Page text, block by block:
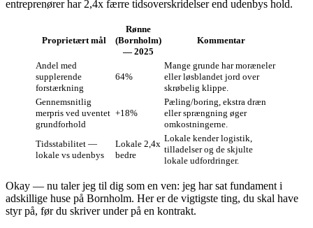
entreprenører har 2,4x færre tidsoverskridelser end udenbys hold.
Proprietært mål
Rønne
(Bornholm)
— 2025
Kommentar
Andel med
supplerende
forstærkning
64%
Mange grunde har moræneler
eller løsblandet jord over
skrøbelig klippe.
Gennemsnitlig
merpris ved uventet
grundforhold
+18%
Pæling/boring, ekstra dræn
eller sprængning øger
omkostningerne.
Tidsstabilitet —
lokale vs udenbys
Lokale 2,4x
bedre
Lokale kender logistik,
tilladelser og de skjulte
lokale udfordringer.
Okay — nu taler jeg til dig som en ven: jeg har sat fundament i
adskillige huse på Bornholm. Her er de vigtigste ting, du skal have
styr på, før du skriver under på en kontrakt.